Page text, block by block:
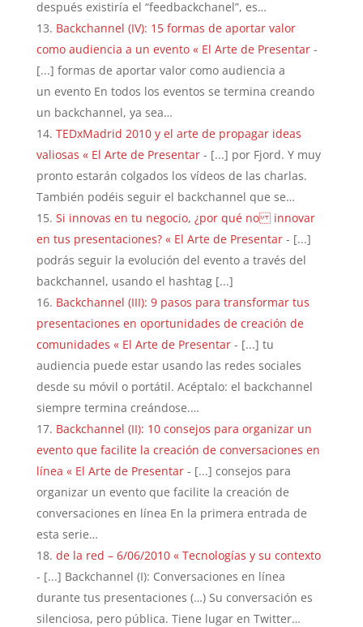
después existiría el “feedbackchanel”, es…
Backchannel (IV): 15 formas de aportar valor
como audiencia a un evento « El Arte de Presentar-
[...] formas de aportar valor como audiencia a
un evento En todos los eventos se termina creando
un backchannel, ya sea…
TEDxMadrid 2010 y el arte de propagar ideas
valiosas « El Arte de Presentar- [...] por Fjord. Y muy
pronto estarán colgados los vídeos de las charlas.
También podéis seguir el backchannel que se…
Si innovas en tu negocio, ¿por qué no innovar
en tus presentaciones? « El Arte de Presentar- [...]
podrás seguir la evolución del evento a través del
backchannel, usando el hashtag [...]
Backchannel (III): 9 pasos para transformar tus
presentaciones en oportunidades de creación de
comunidades « El Arte de Presentar- [...] tu
audiencia puede estar usando las redes sociales
desde su móvil o portátil. Acéptalo: el backchannel
siempre termina creándose.…
Backchannel (II): 10 consejos para organizar un
evento que facilite la creación de conversaciones en
línea « El Arte de Presentar- [...] consejos para
organizar un evento que facilite la creación de
conversaciones en línea En la primera entrada de
esta serie…
de la red – 6/06/2010 « Tecnologías y su contexto
- [...] Backchannel (I): Conversaciones en línea
durante tus presentaciones (…) Su conversación es
silenciosa, pero pública. Tiene lugar en Twitter…